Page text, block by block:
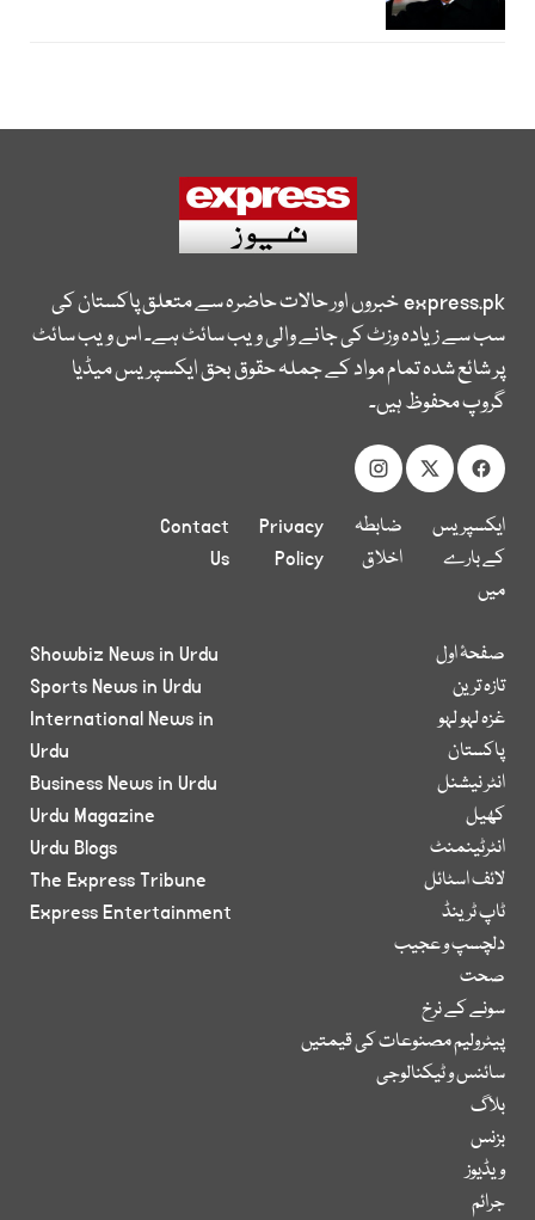
express.pkخبروں اور حالات حاضرہ سے متعلق پاکستان کی
سب سے زیادہ وزٹ کی جانے والی ویب سائٹ ہے۔ اس ویب سائٹ
پر شائع شدہ تمام مواد کے جملہ حقوق بحق ایکسپریس میڈیا
گروپ محفوظ ہیں۔
ایکسپریس
کے بارے
میں
ضابطہ
اخلاق
Privacy
Policy
Contact
Us
صفحۂ اول
تازہ ترین
غزہ لہو لہو
پاکستان
انٹر نیشنل
کھیل
انٹرٹینمنٹ
لائف اسٹائل
ٹاپ ٹرینڈ
دلچسپ و عجیب
صحت
سونے کے نرخ
پیٹرولیم مصنوعات کی قیمتیں
سائنس و ٹیکنالوجی
بلاگ
بزنس
ویڈیوز
جرائم
Showbiz News in Urdu
Sports News in Urdu
International News in
Urdu
Business News in Urdu
Urdu Magazine
Urdu Blogs
The Express Tribune
Express Entertainment